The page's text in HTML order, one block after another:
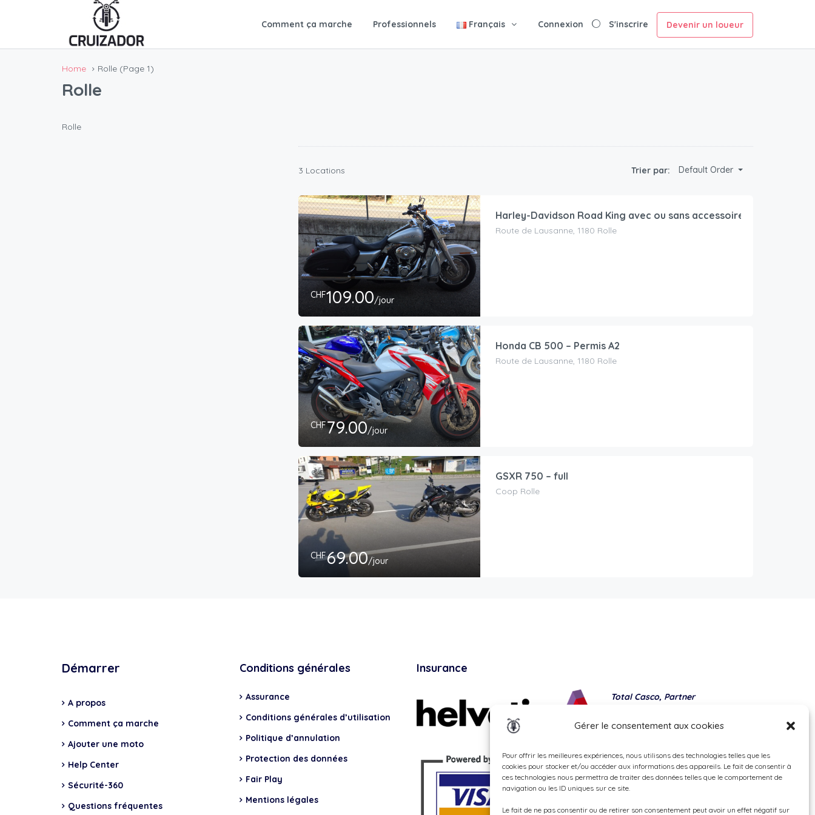
Gérer le consentement aux cookies
Pour offrir les meilleures expériences, nous utilisons des technologies telles que les
cookies pour stocker et/ou accéder aux informations des appareils. Le fait de consentir à
ces technologies nous permettra de traiter des données telles que le comportement de
navigation ou les ID uniques sur ce site.
Le fait de ne pas consentir ou de retirer son consentement peut avoir un effet négatif sur
Comment ça marche Professionnels Français Connexion S'inscrire Devenir un loueur
Home Rolle (Page 1)
Rolle
Rolle
3 Locations Trier par: Default Order
CHF109.00/jour
Harley-Davidson Road King avec ou sans accessoires
Route de Lausanne, 1180 Rolle
CHF79.00/jour
Honda CB 500 – Permis A2
Route de Lausanne, 1180 Rolle
CHF69.00/jour
GSXR 750 – full
Coop Rolle
Démarrer
A propos
Comment ça marche
Ajouter une moto
Help Center
Sécurité-360
Questions fréquentes
Conditions générales
Assurance
Conditions générales d’utilisation
Politique d’annulation
Protection des données
Fair Play
Mentions légales
Insurance
Total Casco, Partner
Methods of payment